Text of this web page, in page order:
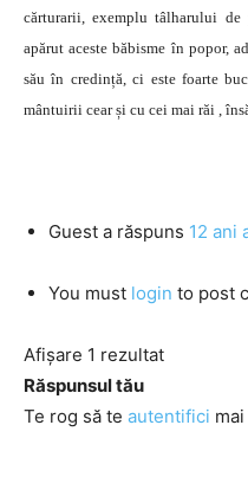
cărturarii, exemplu tâlharului de
apărut aceste băbisme în popor,
său în credință, ci este foarte
mântuirii cear și cu cei mai răi ,
Guest a răspuns 12 ani
You must login to post
Afișare 1 rezultat
Răspunsul tău
Te rog să te autentifici